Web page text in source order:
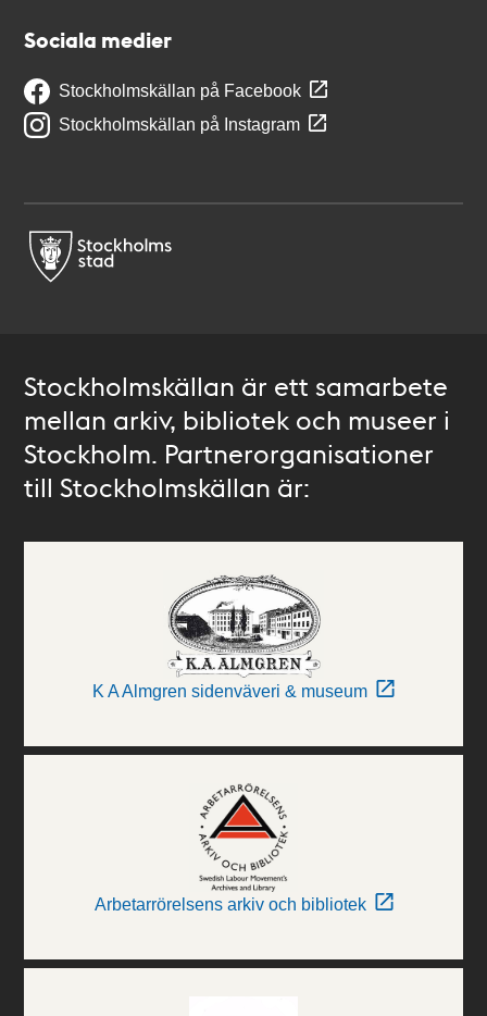
Sociala medier
Stockholmskällan på Facebook
Stockholmskällan på Instagram
Stockholmskällan är ett samarbete
mellan arkiv, bibliotek och museer i
Stockholm. Partnerorganisationer
till Stockholmskällan är:
K A Almgren sidenväveri & museum
Arbetarrörelsens arkiv och bibliotek